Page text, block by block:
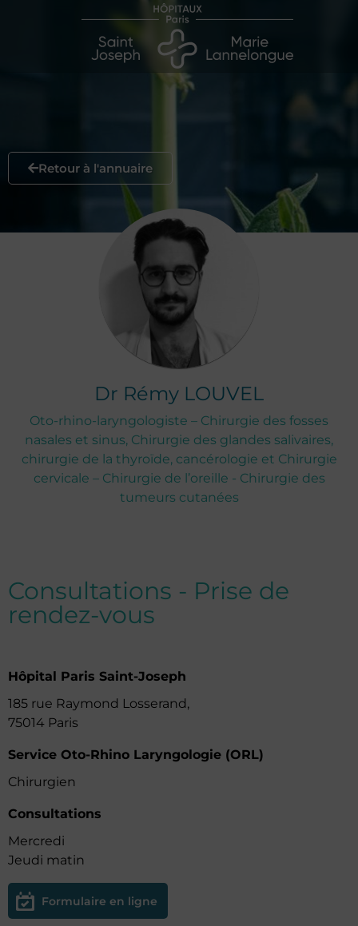
Retour à l'annuaire
Dr Rémy LOUVEL
Oto-rhino-laryngologiste – Chirurgie des fosses
nasales et sinus, Chirurgie des glandes salivaires,
chirurgie de la thyroïde, cancérologie et Chirurgie
cervicale – Chirurgie de l’oreille - Chirurgie des
tumeurs cutanées
Consultations - Prise de
rendez-vous
Hôpital Paris Saint-Joseph
185 rue Raymond Losserand,
75014 Paris
Service Oto-Rhino Laryngologie (ORL)
Chirurgien
Consultations
Mercredi
Jeudi matin
Formulaire en ligne